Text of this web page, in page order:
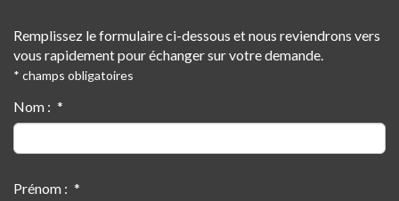
Remplissez le formulaire ci-dessous et nous reviendrons vers
vous rapidement pour échanger sur votre demande.
* champs obligatoires
Nom :
Prénom :